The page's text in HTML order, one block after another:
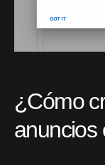
¿Cómo
anuncios